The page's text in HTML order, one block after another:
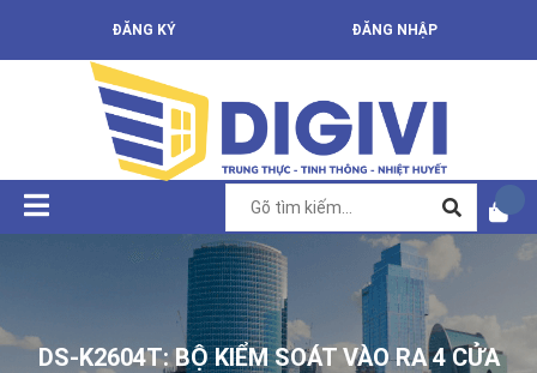
ĐĂNG KÝ ĐĂNG NHẬP
DS-K2604T: BỘ KIỂM SOÁT VÀO RA 4 CỬA